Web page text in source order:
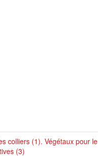
colliers (1). Végétaux pour le
(3)